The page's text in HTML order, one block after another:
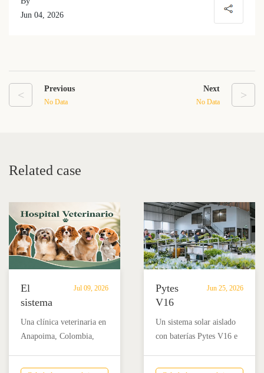
Jun 04, 2026
< Previous
No Data
>
Next
No Data
Related case
Jul 09, 2026
El
sistema
de
almacenamiento
baterías
Una clínica veterinaria en
Anapoima, Colombia,
Jun 25, 2026
Pytes
V16
apoya
producción
de
Un sistema solar aislado
con baterías Pytes V16 e